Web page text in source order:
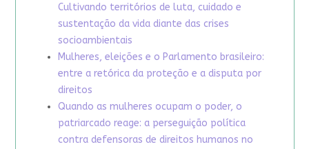
Cultivando territórios de luta, cuidado e
sustentação da vida diante das crises
socioambientais
Mulheres, eleições e o Parlamento brasileiro:
entre a retórica da proteção e a disputa por
direitos
Quando as mulheres ocupam o poder, o
patriarcado reage: a perseguição política
contra defensoras de direitos humanos no